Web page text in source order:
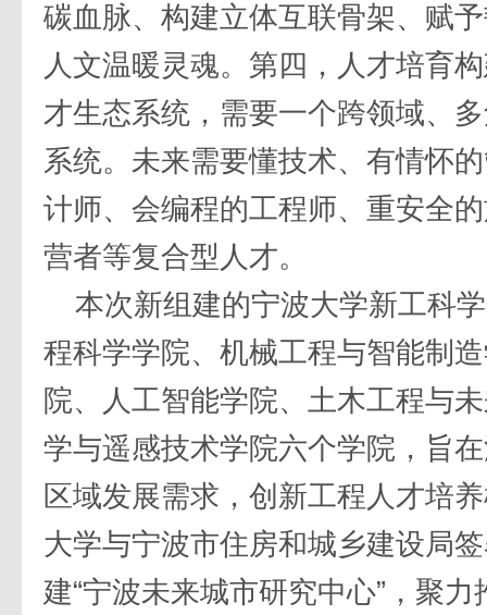
碳血脉、构建立体互联骨架、赋
人文温暖灵魂。第四，人才培育
才生态系统，需要一个跨领域、
系统。未来需要懂技术、有情怀
计师、会编程的工程师、重安全
营者等复合型人才。
本次新组建的宁波大学新工科
程科学学院、机械工程与智能制
院、人工智能学院、土木工程与
学与遥感技术学院六个学院，旨
区域发展需求，创新工程人才培
大学与宁波市住房和城乡建设局
建“宁波未来城市研究中心”，聚